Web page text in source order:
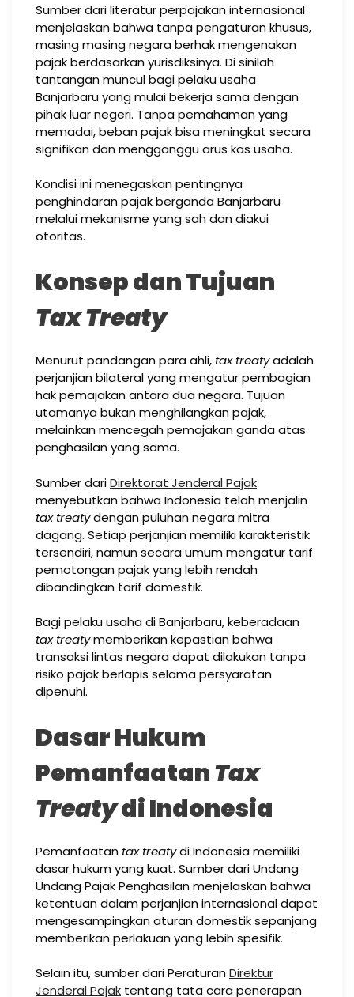
Sumber dari literatur perpajakan internasional
menjelaskan bahwa tanpa pengaturan khusus,
masing masing negara berhak mengenakan
pajak berdasarkan yurisdiksinya. Di sinilah
tantangan muncul bagi pelaku usaha
Banjarbaru yang mulai bekerja sama dengan
pihak luar negeri. Tanpa pemahaman yang
memadai, beban pajak bisa meningkat secara
signifikan dan mengganggu arus kas usaha.
Kondisi ini menegaskan pentingnya
penghindaran pajak berganda Banjarbaru
melalui mekanisme yang sah dan diakui
otoritas.
Konsep dan Tujuan
Tax Treaty
Menurut pandangan para ahli, tax treatyadalah
perjanjian bilateral yang mengatur pembagian
hak pemajakan antara dua negara. Tujuan
utamanya bukan menghilangkan pajak,
melainkan mencegah pemajakan ganda atas
penghasilan yang sama.
Sumber dariDirektorat Jenderal Pajak
menyebutkan bahwa Indonesia telah menjalin
tax treatydengan puluhan negara mitra
dagang. Setiap perjanjian memiliki karakteristik
tersendiri, namun secara umum mengatur tarif
pemotongan pajak yang lebih rendah
dibandingkan tarif domestik.
Bagi pelaku usaha di Banjarbaru, keberadaan
tax treatymemberikan kepastian bahwa
transaksi lintas negara dapat dilakukan tanpa
risiko pajak berlapis selama persyaratan
dipenuhi.
Dasar Hukum
PemanfaatanTax
Treatydi Indonesia
Pemanfaatan tax treatydi Indonesia memiliki
dasar hukum yang kuat. Sumber dari Undang
Undang Pajak Penghasilan menjelaskan bahwa
ketentuan dalam perjanjian internasional dapat
mengesampingkan aturan domestik sepanjang
memberikan perlakuan yang lebih spesifik.
Selain itu, sumber dari PeraturanDirektur
Jenderal Pajak tentang tata cara penerapan